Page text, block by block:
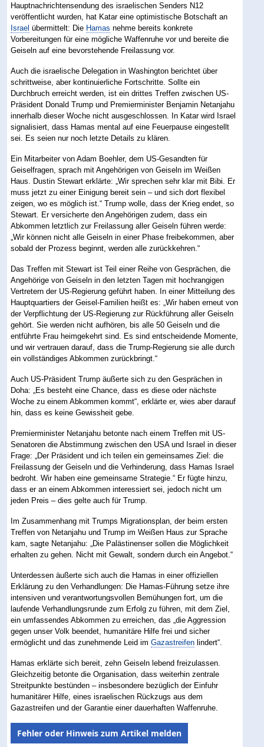
Hauptnachrichtensendung des israelischen Senders N12
veröffentlicht wurden, hat Katar eine optimistische Botschaft an
Israel übermittelt: Die Hamas nehme bereits konkrete
Vorbereitungen für eine mögliche Waffenruhe vor und bereite die
Geiseln auf eine bevorstehende Freilassung vor.
Auch die israelische Delegation in Washington berichtet über
schrittweise, aber kontinuierliche Fortschritte. Sollte ein
Durchbruch erreicht werden, ist ein drittes Treffen zwischen US-
Präsident Donald Trump und Premierminister Benjamin Netanjahu
innerhalb dieser Woche nicht ausgeschlossen. In Katar wird Israel
signalisiert, dass Hamas mental auf eine Feuerpause eingestellt
sei. Es seien nur noch letzte Details zu klären.
Ein Mitarbeiter von Adam Boehler, dem US-Gesandten für
Geiselfragen, sprach mit Angehörigen von Geiseln im Weißen
Haus. Dustin Stewart erklärte: „Wir sprechen sehr klar mit Bibi. Er
muss jetzt zu einer Einigung bereit sein – und sich dort flexibel
zeigen, wo es möglich ist.“ Trump wolle, dass der Krieg endet, so
Stewart. Er versicherte den Angehörigen zudem, dass ein
Abkommen letztlich zur Freilassung aller Geiseln führen werde:
„Wir können nicht alle Geiseln in einer Phase freibekommen, aber
sobald der Prozess beginnt, werden alle zurückkehren.“
Das Treffen mit Stewart ist Teil einer Reihe von Gesprächen, die
Angehörige von Geiseln in den letzten Tagen mit hochrangigen
Vertretern der US-Regierung geführt haben. In einer Mitteilung des
Hauptquartiers der Geisel-Familien heißt es: „Wir haben erneut von
der Verpflichtung der US-Regierung zur Rückführung aller Geiseln
gehört. Sie werden nicht aufhören, bis alle 50 Geiseln und die
entführte Frau heimgekehrt sind. Es sind entscheidende Momente,
und wir vertrauen darauf, dass die Trump-Regierung sie alle durch
ein vollständiges Abkommen zurückbringt.“
Auch US-Präsident Trump äußerte sich zu den Gesprächen in
Doha: „Es besteht eine Chance, dass es diese oder nächste
Woche zu einem Abkommen kommt“, erklärte er, wies aber darauf
hin, dass es keine Gewissheit gebe.
Premierminister Netanjahu betonte nach einem Treffen mit US-
Senatoren die Abstimmung zwischen den USA und Israel in dieser
Frage: „Der Präsident und ich teilen ein gemeinsames Ziel: die
Freilassung der Geiseln und die Verhinderung, dass Hamas Israel
bedroht. Wir haben eine gemeinsame Strategie.“ Er fügte hinzu,
dass er an einem Abkommen interessiert sei, jedoch nicht um
jeden Preis – dies gelte auch für Trump.
Im Zusammenhang mit Trumps Migrationsplan, der beim ersten
Treffen von Netanjahu und Trump im Weißen Haus zur Sprache
kam, sagte Netanjahu: „Die Palästinenser sollen die Möglichkeit
erhalten zu gehen. Nicht mit Gewalt, sondern durch ein Angebot.“
Unterdessen äußerte sich auch die Hamas in einer offiziellen
Erklärung zu den Verhandlungen: Die Hamas-Führung setze ihre
intensiven und verantwortungsvollen Bemühungen fort, um die
laufende Verhandlungsrunde zum Erfolg zu führen, mit dem Ziel,
ein umfassendes Abkommen zu erreichen, das „die Aggression
gegen unser Volk beendet, humanitäre Hilfe frei und sicher
ermöglicht und das zunehmende Leid imGazastreifen lindert“.
Hamas erklärte sich bereit, zehn Geiseln lebend freizulassen.
Gleichzeitig betonte die Organisation, dass weiterhin zentrale
Streitpunkte bestünden – insbesondere bezüglich der Einfuhr
humanitärer Hilfe, eines israelischen Rückzugs aus dem
Gazastreifen und der Garantie einer dauerhaften Waffenruhe.
Fehler oder Hinweis zum Artikel melden